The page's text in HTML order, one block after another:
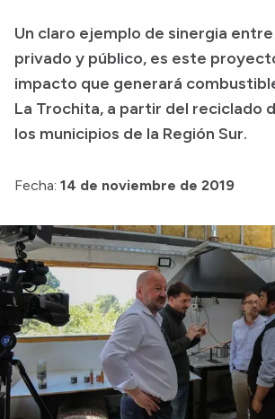
Invertí en Río Negro
Boletín Oficial
Compras y licitaciones
Consulta de expedientes
Consulta de pago a proveedores
Convocatorias
Intranet
Login
Un claro ejemplo de sinergia
privado y público, es este
impacto que generará
La Trochita, a partir del reciclado
los municipios de la Región Sur.
Fecha: 14 de noviembre de 2019